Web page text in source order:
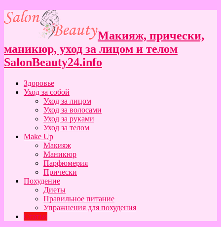
Макияж, прически,
маникюр, уход за лицом и телом
SalonBeauty24.info
Здоровье
Уход за собой
Уход за лицом
Уход за волосами
Уход за руками
Уход за телом
Make Up
Макияж
Маникюр
Парфюмерия
Прически
Похудение
Диеты
Правильное питание
Упражнения для похудения
Статьи